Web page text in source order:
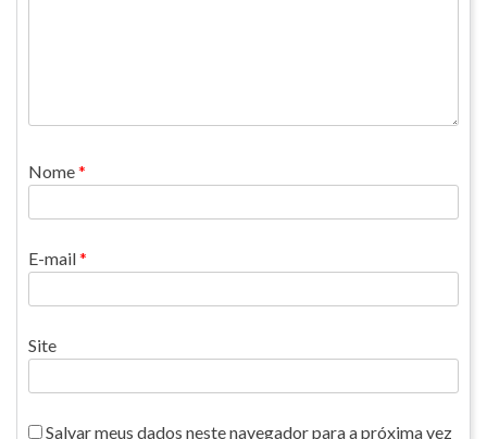
Nome*
E-mail*
Site
Salvar meus dados neste navegador para a próxima vez